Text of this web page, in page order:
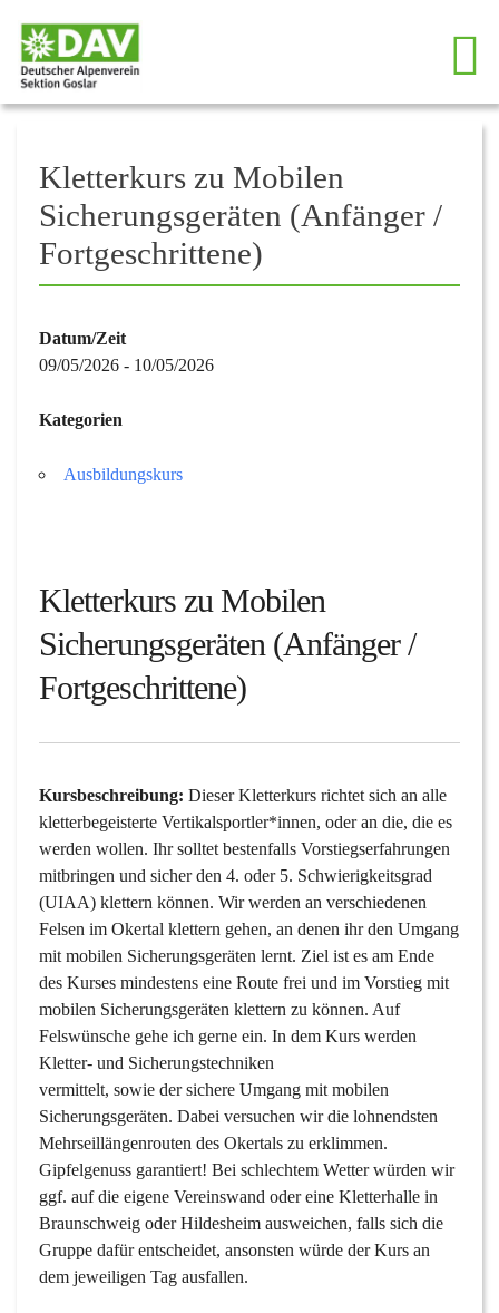
Kletterkurs zu Mobilen
Sicherungsgeräten (Anfänger /
Fortgeschrittene)
Datum/Zeit
09/05/2026 - 10/05/2026
Kategorien
Ausbildungskurs
Kletterkurs zu Mobilen
Sicherungsgeräten (Anfänger /
Fortgeschrittene)
Kursbeschreibung: Dieser Kletterkurs richtet sich an alle
kletterbegeisterte Vertikalsportler*innen, oder an die, die es
werden wollen. Ihr solltet bestenfalls Vorstiegserfahrungen
mitbringen und sicher den 4. oder 5. Schwierigkeitsgrad
(UIAA) klettern können. Wir werden an verschiedenen
Felsen im Okertal klettern gehen, an denen ihr den Umgang
mit mobilen Sicherungsgeräten lernt. Ziel ist es am Ende
des Kurses mindestens eine Route frei und im Vorstieg mit
mobilen Sicherungsgeräten klettern zu können. Auf
Felswünsche gehe ich gerne ein. In dem Kurs werden
Kletter- und Sicherungstechniken
vermittelt, sowie der sichere Umgang mit mobilen
Sicherungsgeräten. Dabei versuchen wir die lohnendsten
Mehrseillängenrouten des Okertals zu erklimmen.
Gipfelgenuss garantiert! Bei schlechtem Wetter würden wir
ggf. auf die eigene Vereinswand oder eine Kletterhalle in
Braunschweig oder Hildesheim ausweichen, falls sich die
Gruppe dafür entscheidet, ansonsten würde der Kurs an
dem jeweiligen Tag ausfallen.